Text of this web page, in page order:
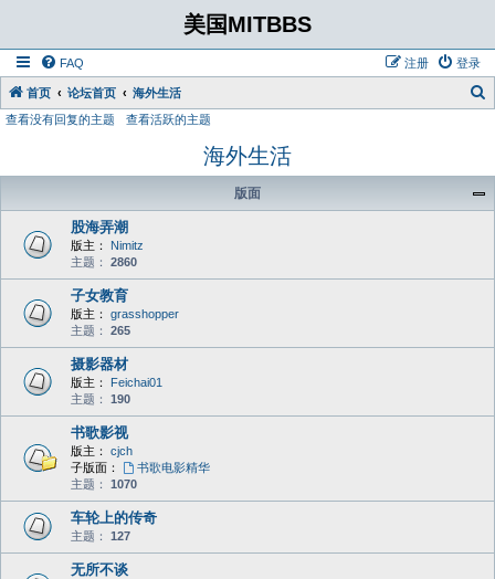
美国MITBBS
FAQ 登录
注册
首页 论坛首页 海外生活
查看没有回复的主题 查看活跃的主题
海外生活
版面
股海弄潮
版主：
Nimitz
主题： 2860
子女教育
版主：
grasshopper
主题： 265
摄影器材
版主：
Feichai01
主题： 190
书歌影视
版主：
cjch
子版面：
书歌电影精华
主题： 1070
车轮上的传奇
主题： 127
无所不谈